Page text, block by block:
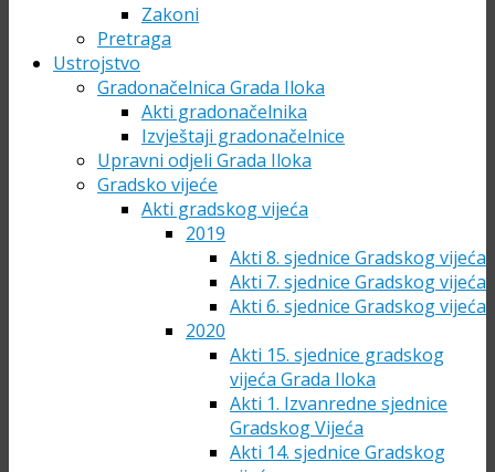
Zakoni
Pretraga
Ustrojstvo
Gradonačelnica Grada Iloka
Akti gradonačelnika
Izvještaji gradonačelnice
Upravni odjeli Grada Iloka
Gradsko vijeće
Akti gradskog vijeća
2019
Akti 8. sjednice Gradskog vijeća
Akti 7. sjednice Gradskog vijeća
Akti 6. sjednice Gradskog vijeća
2020
Akti 15. sjednice gradskog
vijeća Grada Iloka
Akti 1. Izvanredne sjednice
Gradskog Vijeća
Akti 14. sjednice Gradskog